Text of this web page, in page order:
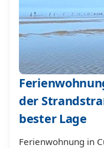
der
bester Lage
Ferienwohnung in